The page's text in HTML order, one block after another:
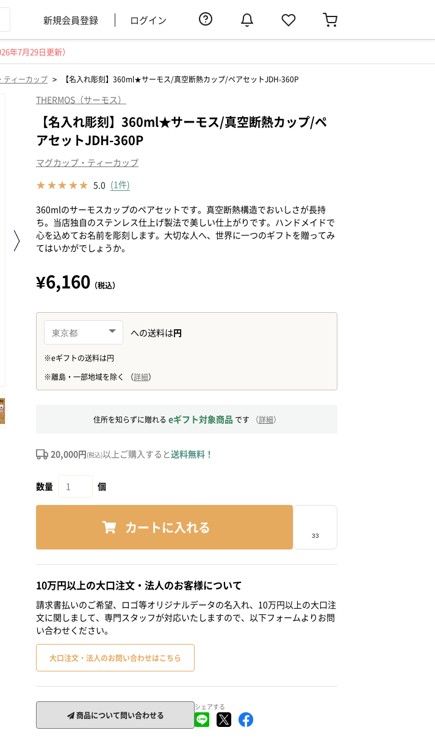
新規会員登録 ログイン
年7月29日更新）
ティーカップ > 【名入れ彫刻】360ml★サーモス/真空断熱カップ/ペアセットJDH-360P
THERMOS（サーモス）
【名入れ彫刻】360ml★サーモス/真空断熱カップ/ペ
アセットJDH-360P
マグカップ・ティーカップ
5.0 (1件)
360mlのサーモスカップのペアセットです。真空断熱構造でおいしさが長持
ち。当店独自のステンレス仕上げ製法で美しい仕上がりです。ハンドメイドで
心を込めてお名前を彫刻します。大切な人へ、世界に一つのギフトを贈ってみ
てはいかがでしょうか。
¥6,160 （税込）
住所を知らずに贈れる eギフト対象商品 です （詳細）
20,000円(税込)以上ご購入すると送料無料！
数量 個
カートに入れる
10万円以上の大口注文・法人のお客様について
請求書払いのご希望、ロゴ等オリジナルデータの名入れ、10万円以上の大口注
文に関しまして、専門スタッフが対応いたしますので、以下フォームよりお問
い合わせください。
大口注文・法人のお問い合わせはこちら
商品について問い合わせる
シェアする